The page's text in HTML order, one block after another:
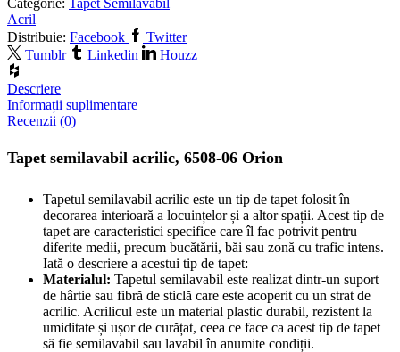
Acril
Distribuie: Facebook
Twitter
Tumblr
Linkedin Houzz
Descriere
Informații suplimentare
Recenzii (0)
Tapet semilavabil acrilic, 6508-06 Orion
Tapetul semilavabil acrilic este un tip de tapet folosit în
decorarea interioară a locuințelor și a altor spații. Acest tip de
tapet are caracteristici specifice care îl fac potrivit pentru
diferite medii, precum bucătării, băi sau zonă cu trafic intens.
Iată o descriere a acestui tip de tapet:
Materialul: Tapetul semilavabil este realizat dintr-un suport
de hârtie sau fibră de sticlă care este acoperit cu un strat de
acrilic. Acrilicul este un material plastic durabil, rezistent la
umiditate și ușor de curățat, ceea ce face ca acest tip de tapet
să fie semilavabil sau lavabil în anumite condiții.